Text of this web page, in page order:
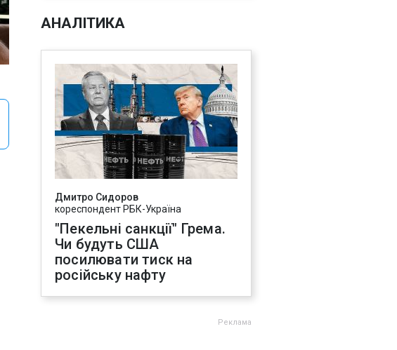
АНАЛІТИКА
Дмитро Сидоров
кореспондент РБК-Україна
"Пекельні санкції" Грема.
Чи будуть США
посилювати тиск на
російську нафту